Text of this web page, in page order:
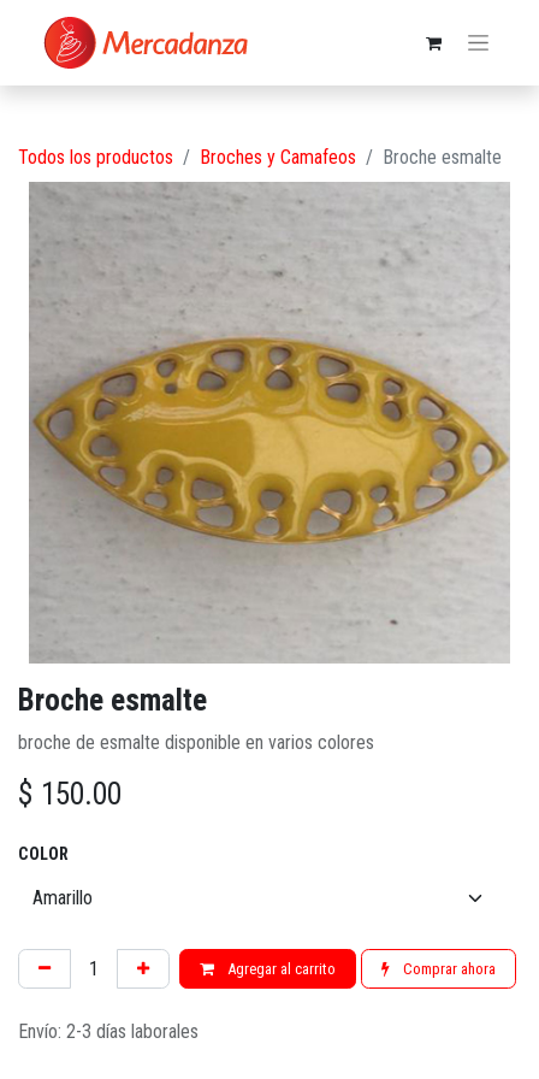
Todos los productos Broches y Camafeos Broche esmalte
Broche esmalte
broche de esmalte disponible en varios colores
$ 150.00
COLOR
Agregar al carrito Comprar ahora
Envío: 2-3 días laborales